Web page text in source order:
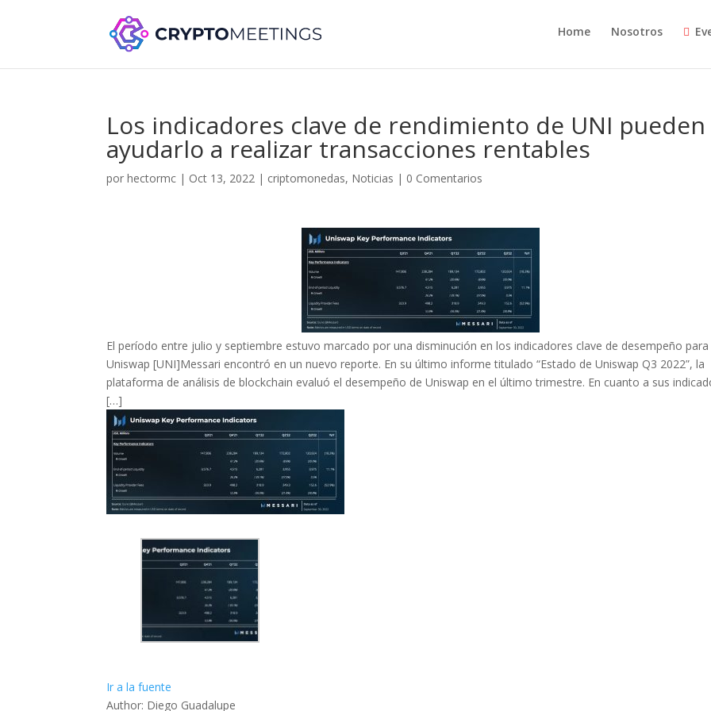
Home Nosotros
Los indicadores clave de rendimiento de UNI pueden
ayudarlo a realizar transacciones rentables
porhectormc | Oct 13, 2022 | criptomonedas, Noticias | 0 Comentarios
El período entre julio y septiembre estuvo marcado por una disminución en los indicadores clave de desempeño para
Uniswap [UNI]Messari encontró en un nuevo reporte. En su último informe titulado “Estado de Uniswap Q3 2022”, la
plataforma de análisis de blockchain evaluó el desempeño de Uniswap en el último trimestre. En cuanto a sus
[…]
Ir a la fuente
Author: Diego Guadalupe